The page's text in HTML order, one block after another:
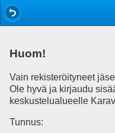
Huom!
Vain rekisteröityneet
Ole hyvä ja kirjaudu
keskustelualueelle
Tunnus: